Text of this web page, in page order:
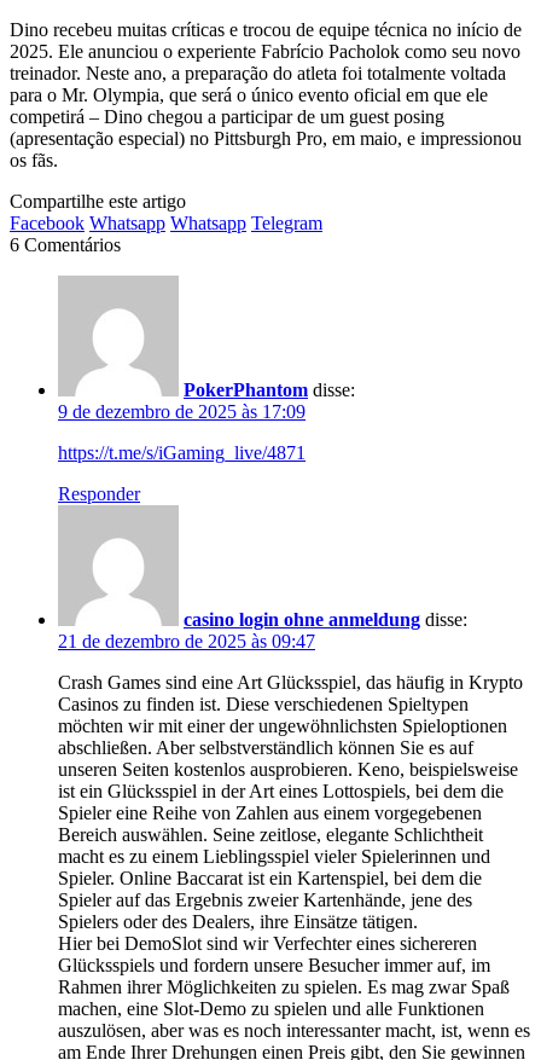
Dino recebeu muitas críticas e trocou de equipe técnica no início de
2025. Ele anunciou o experiente Fabrício Pacholok como seu novo
treinador. Neste ano, a preparação do atleta foi totalmente voltada
para o Mr. Olympia, que será o único evento oficial em que ele
competirá – Dino chegou a participar de um guest posing
(apresentação especial) no Pittsburgh Pro, em maio, e impressionou
os fãs.
Compartilhe este artigo
Facebook Whatsapp Whatsapp Telegram
6 Comentários
PokerPhantom disse:
9 de dezembro de 2025 às 17:09
https://t.me/s/iGaming_live/4871
Responder
casino login ohne anmeldung disse:
21 de dezembro de 2025 às 09:47
Crash Games sind eine Art Glücksspiel, das häufig in Krypto
Casinos zu finden ist. Diese verschiedenen Spieltypen
möchten wir mit einer der ungewöhnlichsten Spieloptionen
abschließen. Aber selbstverständlich können Sie es auf
unseren Seiten kostenlos ausprobieren. Keno, beispielsweise
ist ein Glücksspiel in der Art eines Lottospiels, bei dem die
Spieler eine Reihe von Zahlen aus einem vorgegebenen
Bereich auswählen. Seine zeitlose, elegante Schlichtheit
macht es zu einem Lieblingsspiel vieler Spielerinnen und
Spieler. Online Baccarat ist ein Kartenspiel, bei dem die
Spieler auf das Ergebnis zweier Kartenhände, jene des
Spielers oder des Dealers, ihre Einsätze tätigen.
Hier bei DemoSlot sind wir Verfechter eines sichereren
Glücksspiels und fordern unsere Besucher immer auf, im
Rahmen ihrer Möglichkeiten zu spielen. Es mag zwar Spaß
machen, eine Slot-Demo zu spielen und alle Funktionen
auszulösen, aber was es noch interessanter macht, ist, wenn es
am Ende Ihrer Drehungen einen Preis gibt, den Sie gewinnen